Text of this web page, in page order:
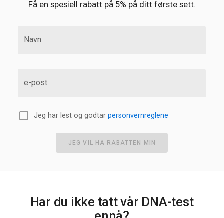
Få en spesiell rabatt på 5% på ditt første sett.
Navn
e-post
Jeg har lest og godtar personvernreglene
JEG VIL HA RABATTEN MIN
Har du ikke tatt vår DNA-test